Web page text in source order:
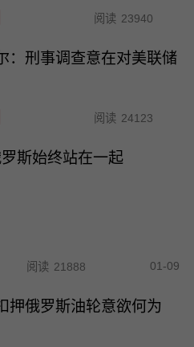
阅读 23940
：刑事调查意在对美联储
阅读 24123
斯始终站在一起
阅读 21888 01-09
押俄罗斯油轮意欲何为